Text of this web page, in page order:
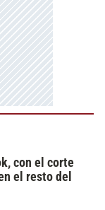
con el corte
el resto del